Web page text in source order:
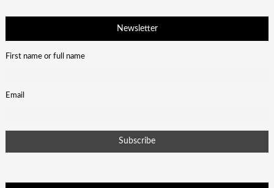
Newsletter
First name or full name
Email